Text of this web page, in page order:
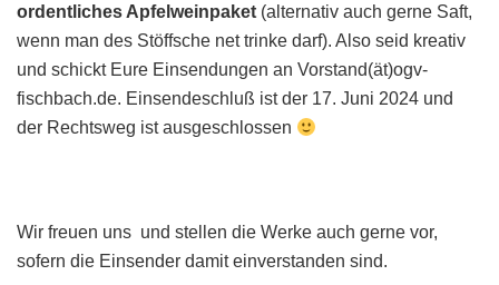
ordentliches Apfelweinpaket (alternativ auch gerne Saft,
wenn man des Stöffsche net trinke darf). Also seid kreativ
und schickt Eure Einsendungen an Vorstand(ät)ogv-
fischbach.de. Einsendeschluß ist der 17. Juni 2024 und
der Rechtsweg ist ausgeschlossen
Wir freuen uns und stellen die Werke auch gerne vor,
sofern die Einsender damit einverstanden sind.